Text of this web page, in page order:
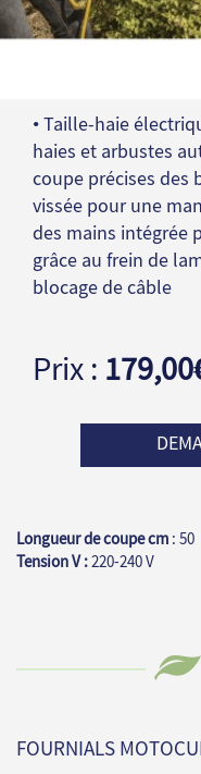
• Taille-haie
haies et arbustes
coupe précises des
vissée pour une
des mains intégrée
grâce au frein de
blocage de câble
Prix :
Longueur de coupe cm : 50
Tension V :220-240 V
FOURNIALS